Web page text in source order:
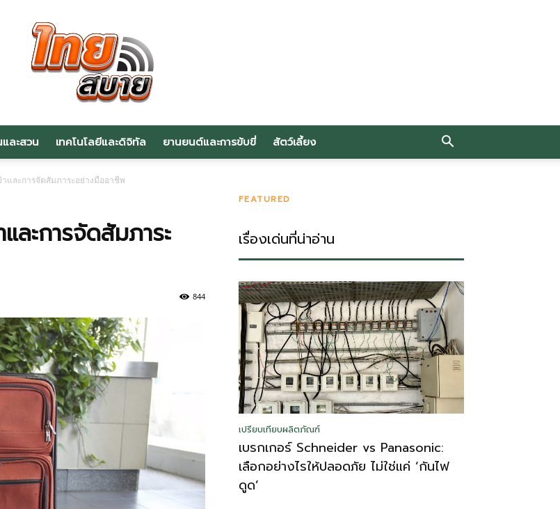
รู้
ละสวน เทคโนโลยีและดิจิทัล ยานยนต์และการขับขี่ สัตว์เลี้ยง
าและการจัดสัมภาระอย่างมืออาชีพ
และการจัดสัมภาระ
844
FEATURED
เรื่องเด่นที่น่าอ่าน
เปรียบเทียบผลิตภัณฑ์
เบรกเกอร์ Schneider vs Panasonic:
เลือกอย่างไรให้ปลอดภัย ไม่ใช่แค่ ‘กันไฟ
ดูด’